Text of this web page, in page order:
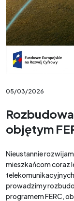
05/03/2026
objętym
Nieustannie
mieszkańcom coraz
prowadzimy
programem FERC,